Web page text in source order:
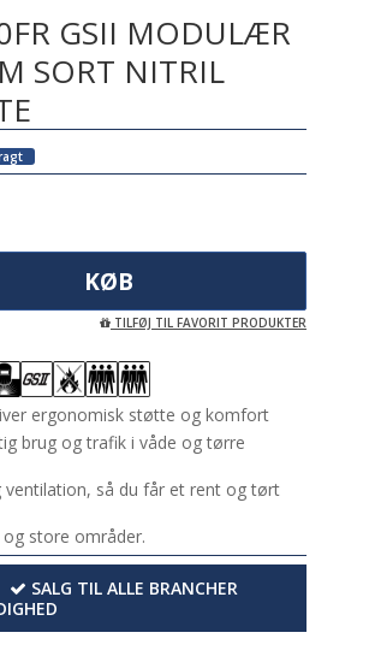
GSII MODULÆR
SORT NITRIL
KØB
TILFØJ TIL FAVORIT PRODUKTER
ergonomisk støtte og komfort
brug og trafik i våde og tørre
så du får et rent og tørt
store områder.
SALG TIL ALLE BRANCHER